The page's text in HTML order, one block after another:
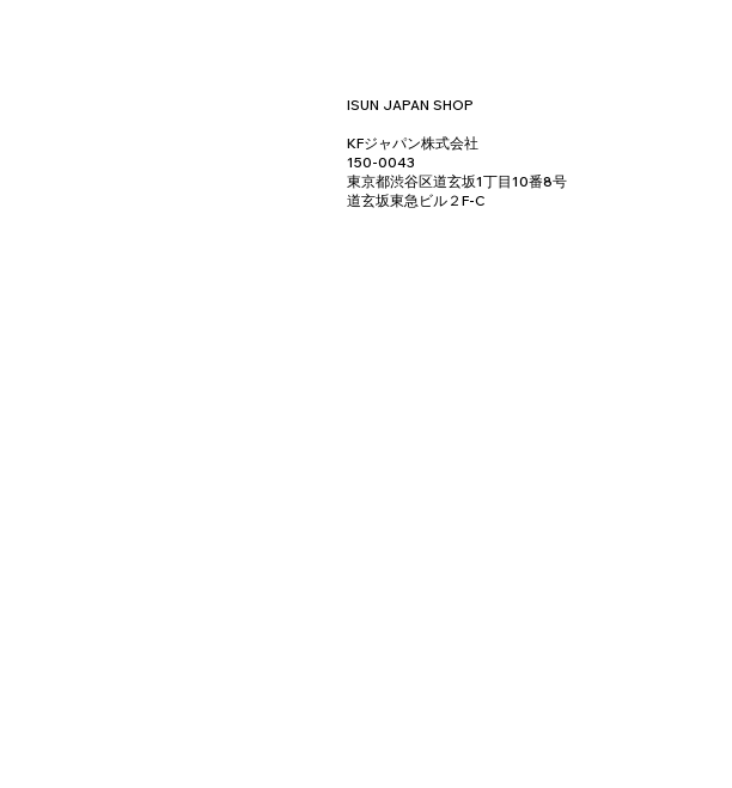
ISUN JAPAN SHOP
KFジャパン株式会社
150-0043
東京都渋谷区道玄坂1丁目10番8号
道玄坂東急ビル２F-C